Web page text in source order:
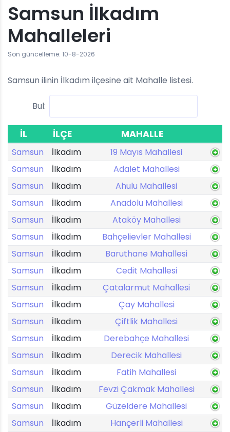
Samsun İlkadım
Mahalleleri
Son güncelleme: 10-8-2026
Samsun ilinin İlkadım ilçesine ait Mahalle listesi.
Bul:
İL İLÇE MAHALLE
Samsun İlkadım
19 Mayıs Mahallesi
Samsun
İlkadım
Adalet Mahallesi
Samsun
İlkadım
Ahulu Mahallesi
Samsun
İlkadım
Anadolu Mahallesi
Samsun
İlkadım
Ataköy Mahallesi
Samsun
İlkadım
Bahçelievler Mahallesi
Samsun
İlkadım
Baruthane Mahallesi
Samsun
İlkadım
Cedit Mahallesi
Samsun
İlkadım
Çatalarmut Mahallesi
Samsun
İlkadım
Çay Mahallesi
Samsun
İlkadım
Çiftlik Mahallesi
Samsun
İlkadım
Derebahçe Mahallesi
Samsun
İlkadım
Derecik Mahallesi
Samsun
İlkadım
Fatih Mahallesi
Samsun
İlkadım
Fevzi Çakmak Mahallesi
Samsun
İlkadım
Güzeldere Mahallesi
Samsun
İlkadım Hançerli Mahallesi